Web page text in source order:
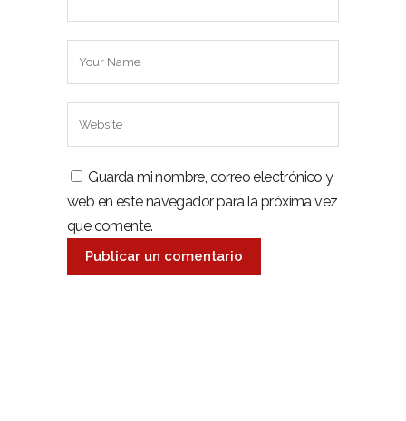
Guarda mi nombre, correo electrónico y
web en este navegador para la próxima vez
que comente.